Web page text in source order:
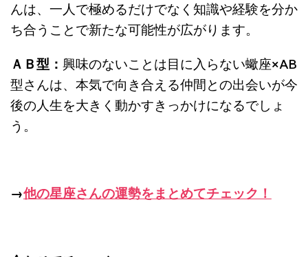
んは、 一人で極めるだけでなく知識や経験を分か
ち合うことで新たな可能性が広がります。
ＡＢ型： 興味のないことは目に入らない蠍座×AB
型さんは、 本気で向き合える仲間との出会いが今
後の人生を大きく動かすきっかけになるでしょ
う。
→他の星座さんの運勢をまとめてチェック！